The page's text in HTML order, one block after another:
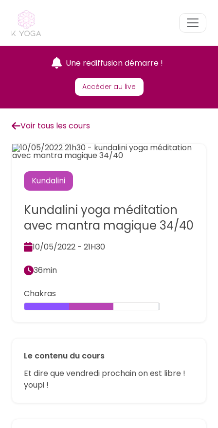
Une rediffusion démarre !
Accéder au live
Voir tous les cours
Kundalini
Chakras
Kundalini yoga méditation
avec mantra magique 34/40
10/05/2022 - 21H30
36min
Le contenu du cours
Et dire que vendredi prochain on est libre !
youpi !